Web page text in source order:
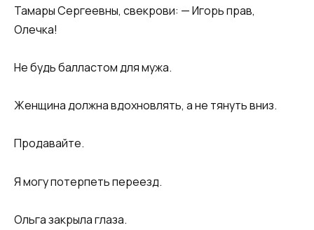
Тамары Сергеевны, свекрови: — Игорь прав,
Олечка!
Не будь балластом для мужа.
Женщина должна вдохновлять, а не тянуть вниз.
Продавайте.
Я могу потерпеть переезд.
Ольга закрыла глаза.